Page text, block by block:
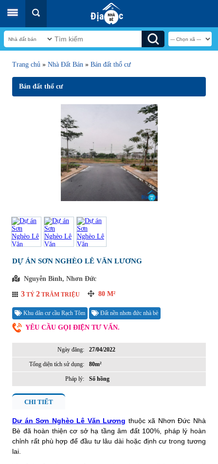
Trang chủ » Nhà Đất Bán » Bán đất thổ cư
Bán đất thổ cư
DỰ ÁN SƠN NGHÈO LÊ VĂN LƯƠNG
Nguyễn Bình, Nhơn Đức
3 TỶ 2 TRĂM TRIỆU 80 M²
Khu dân cư cầu Rạch Tôm Đất nền nhơn đức nhà bè
YÊU CẦU GỌI ĐIỆN TƯ VẤN.
Ngày đăng: 27/04/2022
Tổng diện tích sử dụng: 80m²
Pháp lý: Sổ hồng
CHI TIẾT
Dự án Sơn Nghèo Lê Văn Lương thuộc xã Nhơn Đức Nhà
Bè đã hoàn thiện cơ sở hạ tầng âm đất 100%, pháp lý hoàn
chỉnh rất phù hợp để đầu tư lâu dài hoặc định cư trong tương
lai.